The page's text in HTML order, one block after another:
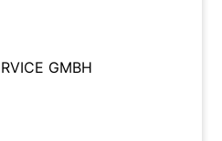
GMBH